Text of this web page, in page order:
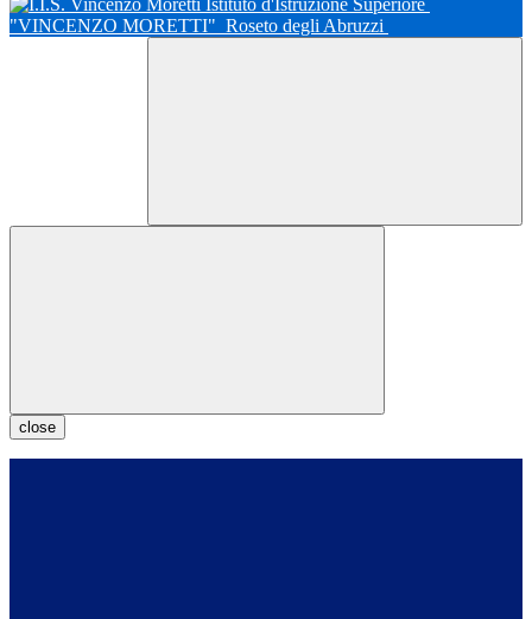
Istituto d'Istruzione Superiore
"VINCENZO MORETTI" Roseto degli Abruzzi
close